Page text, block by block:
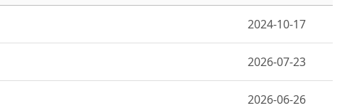
2024-10-17
2026-07-23
2026-06-26